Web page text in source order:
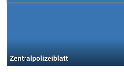
Zentralpolizeiblatt